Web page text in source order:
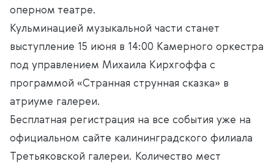
оперном театре.
Кульминацией музыкальной части станет
выступление 15 июня в 14:00 Камерного оркестра
под управлением Михаила Кирхгоффа с
программой «Странная струнная сказка» в
атриуме галереи.
Бесплатная регистрация на все события уже на
официальном сайте калининградского филиала
Третьяковской галереи. Количество мест